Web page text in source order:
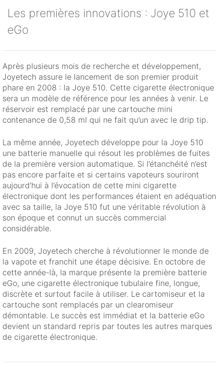
Les premières innovations : Joye 510 et
eGo
Après plusieurs mois de recherche et développement,
Joyetech assure le lancement de son premier produit
phare en 2008 : la Joye 510. Cette cigarette électronique
sera un modèle de référence pour les années à venir. Le
réservoir est remplacé par une cartouche mini
contenance de 0,58 ml qui ne fait qu’un avec le drip tip.
La même année, Joyetech développe pour la Joye 510
une batterie manuelle qui résout les problèmes de fuites
de la première version automatique. Si l’étanchéité n’est
pas encore parfaite et si certains vapoteurs souriront
aujourd’hui à l’évocation de cette mini cigarette
électronique dont les performances étaient en adéquation
avec sa taille, la Joye 510 fut une véritable révolution à
son époque et connut un succès commercial
considérable.
En 2009, Joyetech cherche à révolutionner le monde de
la vapote et franchit une étape décisive. En octobre de
cette année-là, la marque présente la première batterie
eGo, une cigarette électronique tubulaire fine, longue,
discrète et surtout facile à utiliser. Le cartomiseur et la
cartouche sont remplacés par un clearomiseur
démontable. Le succès est immédiat et la batterie eGo
devient un standard repris par toutes les autres marques
de cigarette électronique.